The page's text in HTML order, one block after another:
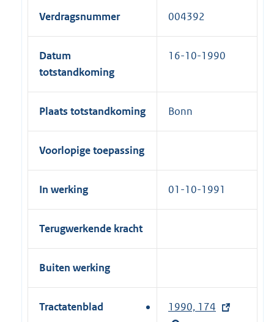
Verdragsnummer 004392
Datum
totstandkoming
16-10-1990
Plaats totstandkoming Bonn
Voorlopige toepassing
In werking 01-10-1991
Terugwerkende kracht
Buiten werking
Tractatenblad 1990, 174